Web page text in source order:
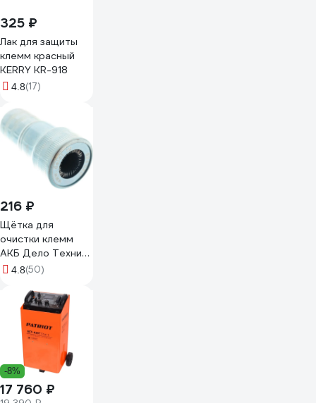
325 ₽
Лак для защиты
клемм красный
KERRY KR-918
4.8(17)
216 ₽
Щётка для
очистки клемм
АКБ Дело Техники
824020
4.8(50)
-8%
17 760 ₽